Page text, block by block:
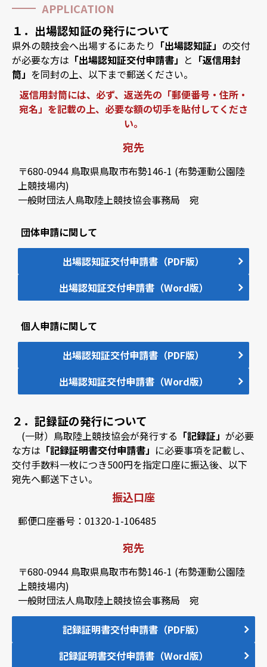
APPLICATION
１．出場認知証の発行について
県外の競技会へ出場するにあたり 「出場認知証」 の交付
が必要な方は 「出場認知証交付申請書」 と 「返信用封
筒」 を同封の上、以下まで郵送ください。
返信用封筒には、必ず、返送先の「郵便番号・住所・
宛名」を記載の上、必要な額の切手を貼付してくださ
い。
宛先
〒680-0944 鳥取県鳥取市布勢146-1 (布勢運動公園陸
上競技場内)
一般財団法人鳥取陸上競技協会事務局 宛
団体申請に関して
出場認知証交付申請書（PDF版）
出場認知証交付申請書（Word版）
個人申請に関して
出場認知証交付申請書（PDF版）
出場認知証交付申請書（Word版）
２．記録証の発行について
(一財）鳥取陸上競技協会が発行する 「記録証」 が必要
な方は 「記録証明書交付申請書」 に必要事項を記載し、
交付手数料一枚につき500円を指定口座に振込後、以下
宛先へ郵送下さい。
振込口座
郵便口座番号：01320-1-106485
宛先
〒680-0944 鳥取県鳥取市布勢146-1 (布勢運動公園陸
上競技場内)
一般財団法人鳥取陸上競技協会事務局 宛
記録証明書交付申請書（PDF版）
記録証明書交付申請書（Word版）